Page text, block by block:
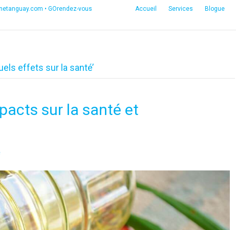
• GOrendez-vous Accueil Services Blogue
effets sur la santé’
sur la santé et